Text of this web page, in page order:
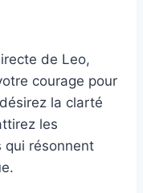
de Leo,
courage pour
la clarté
les
qui résonnent